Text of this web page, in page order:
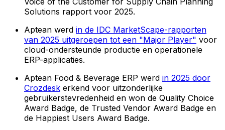
Solutions rapport voor 2025.
Aptean werd in de IDC MarketScape-rapporten
van 2025 uitgeroepen tot een "Major Player" voor
cloud-ondersteunde productie en operationele
ERP-applicaties.
Aptean Food & Beverage ERP werd in 2025 door
Crozdesk erkend voor uitzonderlijke
gebruikerstevredenheid en won de Quality Choice
Award Badge, de Trusted Vendor Award Badge en
de Happiest Users Award Badge.